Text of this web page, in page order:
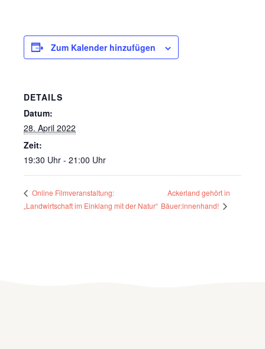
Zum Kalender hinzufügen
DETAILS
Datum:
28. April 2022
Zeit:
19:30 Uhr - 21:00 Uhr
Online Filmveranstaltung:
„Landwirtschaft im Einklang mit der Natur“
Ackerland gehört in
Bäuer:innenhand!